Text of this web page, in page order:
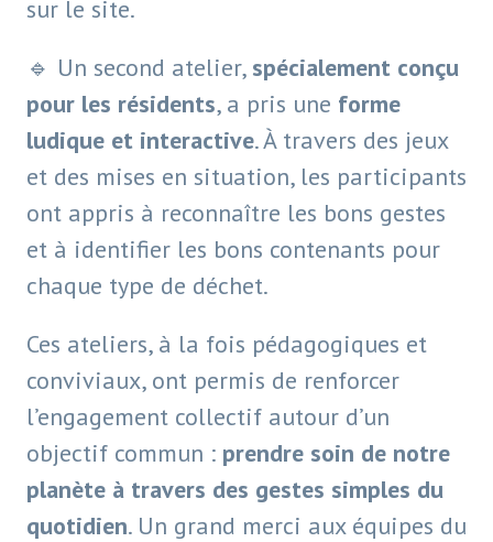
sur le site.
🔹 Un second atelier, spécialement conçu
pour les résidents, a pris une forme
ludique et interactive. À travers des jeux
et des mises en situation, les participants
ont appris à reconnaître les bons gestes
et à identifier les bons contenants pour
chaque type de déchet.
Ces ateliers, à la fois pédagogiques et
conviviaux, ont permis de renforcer
l’engagement collectif autour d’un
objectif commun : prendre soin de notre
planète à travers des gestes simples du
quotidien. Un grand merci aux équipes du